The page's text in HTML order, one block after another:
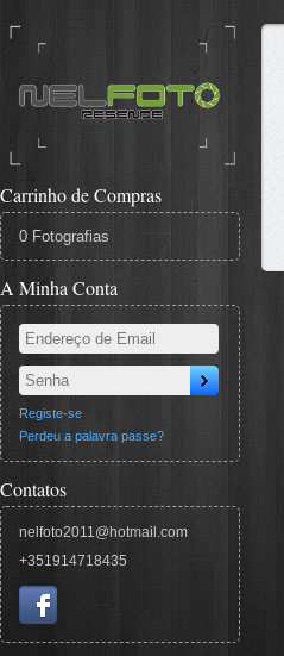
Carrinho de Compras
0 Fotografias
A Minha Conta
Registe-se
Perdeu a palavra passe?
Contatos
nelfoto2011@hotmail.com
+351914718435